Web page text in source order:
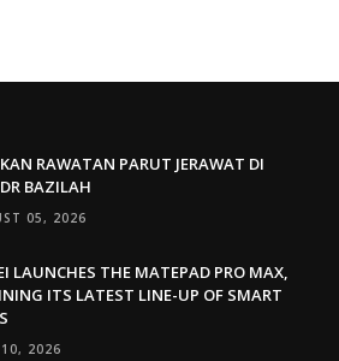
RAWATAN PARUT JERAWAT DI
BAZILAH
05, 2026
LAUNCHES THE MATEPAD PRO MAX,
ITS LATEST LINE-UP OF SMART
10, 2026